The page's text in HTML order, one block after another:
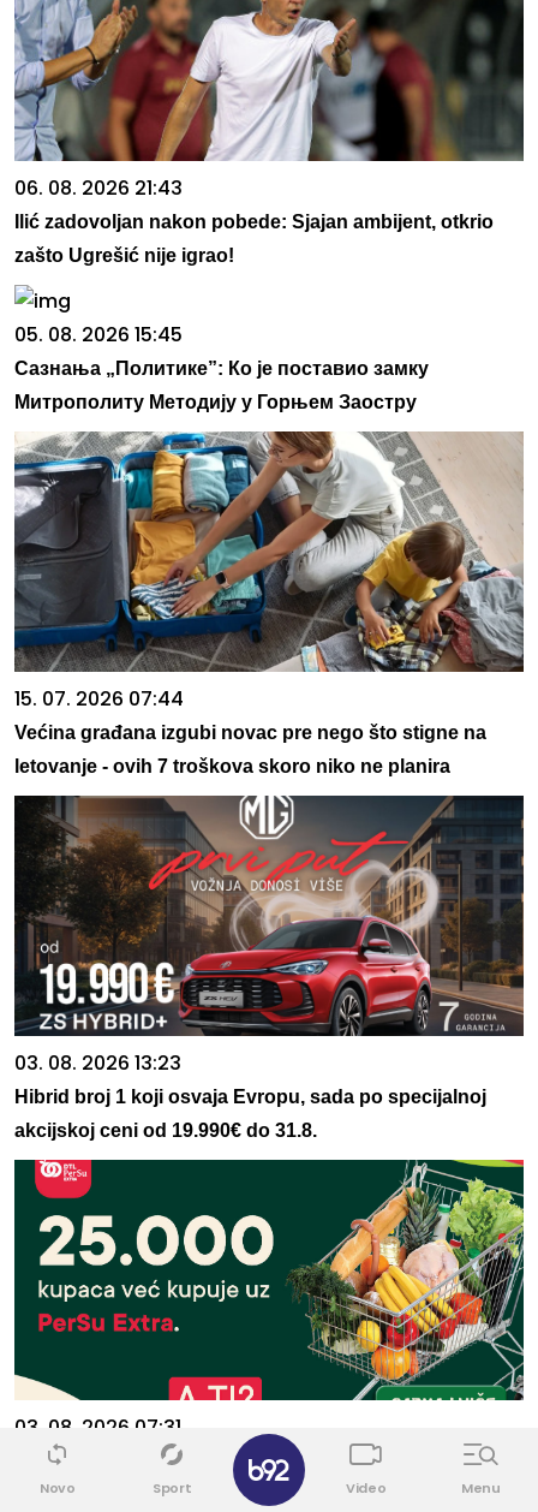
06. 08. 2026 21:43
Ilić zadovoljan nakon pobede: Sjajan ambijent, otkrio
zašto Ugrešić nije igrao!
05. 08. 2026 15:45
Сазнања „Политике”: Ко је поставио замку
Митрополиту Методију у Горњем Заостру
15. 07. 2026 07:44
Većina građana izgubi novac pre nego što stigne na
letovanje - ovih 7 troškova skoro niko ne planira
03. 08. 2026 13:23
Hibrid broj 1 koji osvaja Evropu, sada po specijalnoj
akcijskoj ceni od 19.990€ do 31.8.
03. 08. 2026 07:31
25.000 kupaca već kupuje uz PerSu Extra. A ti? Saznaj
višeNovo Sport Video Menu
✕